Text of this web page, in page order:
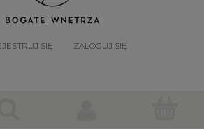
SIĘ ZALOGUJ SIĘ